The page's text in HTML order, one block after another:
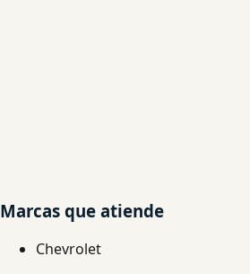
Marcas que atiende
Chevrolet